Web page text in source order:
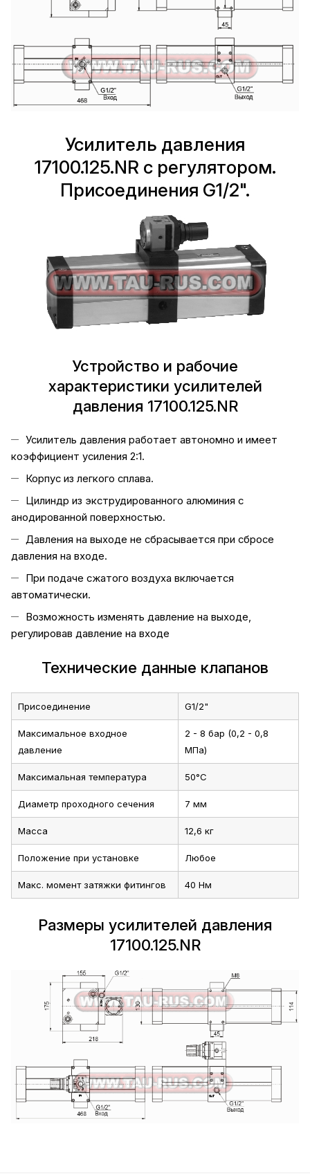
Усилитель давления
17100.125.NR с регулятором.
Присоединения G1/2".
Устройство и рабочие
характеристики усилителей
давления 17100.125.NR
Усилитель давления работает автономно и имеет
коэффициент усиления 2:1.
Корпус из легкого сплава.
Цилиндр из экструдированного алюминия с
анодированной поверхностью.
Давления на выходе не сбрасывается при сбросе
давления на входе.
При подаче сжатого воздуха включается
автоматически.
Возможность изменять давление на выходе,
регулировав давление на входе
Технические данные клапанов
Присоединение G1/2"
Максимальное входное
давление
2 - 8 бар (0,2 - 0,8
МПа)
Максимальная температура 50°C
Диаметр проходного сечения 7 мм
Масса 12,6 кг
Положение при установке Любое
Макс. момент затяжки фитингов 40 Нм
Размеры усилителей давления
17100.125.NR